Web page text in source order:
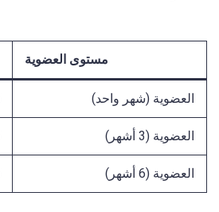
مستوى العضوية
العضوية (شهر واحد)
العضوية (3 أشهر)
العضوية (6 أشهر)